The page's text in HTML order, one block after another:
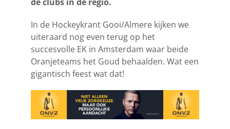
In de Hockeykrant Gooi/Almere kijken we
uiteraard nog even terug op het
succesvolle EK in Amsterdam waar beide
Oranjeteams het Goud behaalden. Wat een
gigantisch feest wat dat!